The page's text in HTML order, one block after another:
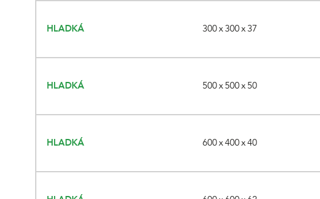
HLADKÁ 300 x 300 x 37
HLADKÁ 500 x 500 x 50
HLADKÁ 600 x 400 x 40